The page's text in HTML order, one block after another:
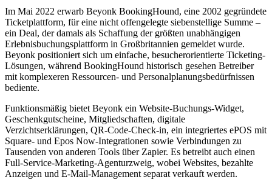
Im Mai 2022 erwarb Beyonk BookingHound, eine 2002 gegründete
Ticketplattform, für eine nicht offengelegte siebenstellige Summe –
ein Deal, der damals als Schaffung der größten unabhängigen
Erlebnisbuchungsplattform in Großbritannien gemeldet wurde.
Beyonk positioniert sich um einfache, besucherorientierte Ticketing-
Lösungen, während BookingHound historisch gesehen Betreiber
mit komplexeren Ressourcen- und Personalplanungsbedürfnissen
bediente.
Funktionsmäßig bietet Beyonk ein Website-Buchungs-Widget,
Geschenkgutscheine, Mitgliedschaften, digitale
Verzichtserklärungen, QR-Code-Check-in, ein integriertes ePOS mit
Square- und Epos Now-Integrationen sowie Verbindungen zu
Tausenden von anderen Tools über Zapier. Es betreibt auch einen
Full-Service-Marketing-Agenturzweig, wobei Websites, bezahlte
Anzeigen und E-Mail-Management separat verkauft werden.